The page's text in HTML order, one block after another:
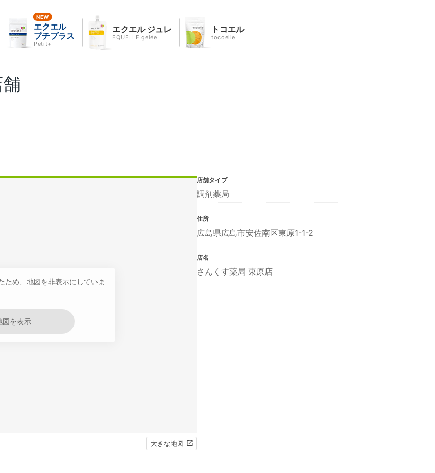
エクエル
プチプラス
Petit+
エクエル ジュレ
EQUELLE gelée
トコエル
tocoelle
ため、地図を非表示にしていま
図を表示
大きな地図
店舗タイプ
調剤薬局
住所
広島県広島市安佐南区東原1-1-2
店名
さんくす薬局 東原店